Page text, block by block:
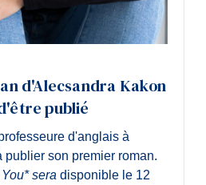
d'Alecsandra Kakon
publié
d'anglais à
publier son premier roman.
sera disponible le 12